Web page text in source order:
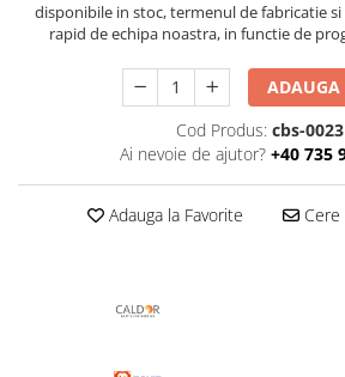
disponibile in stoc, termenul de fabricatie
rapid de echipa noastra, in functie de
ADAUGA
Cod Produs: cbs-0023
Ai nevoie de ajutor? +40 735
Adauga la Favorite Cere